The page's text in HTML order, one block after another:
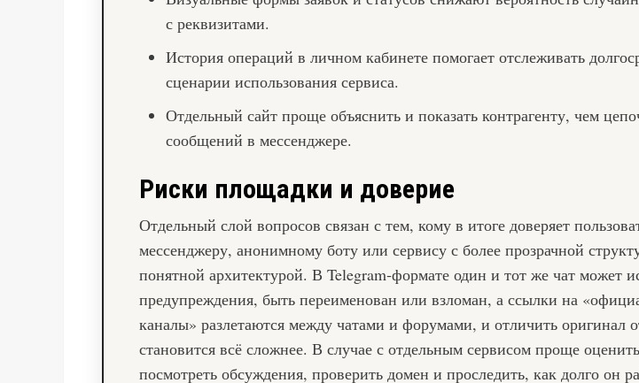
с реквизитами.
История операций в личном кабинете помогает отслеживать
сценарии использования сервиса.
Отдельный сайт проще объяснить и показать контрагенту, чем
сообщений в мессенджере.
Риски площадки и доверие
Отдельный слой вопросов связан с тем, кому в итоге доверяет
мессенджеру, анонимному боту или сервису с более прозрачной
понятной архитектурой. В Telegram‑формате один и тот же чат может
предупреждения, быть переименован или взломан, а ссылки на
каналы» разлетаются между чатами и форумами, и отличить оригинал
становится всё сложнее. В случае с отдельным сервисом проще
посмотреть обсуждения, проверить домен и проследить, как долго он